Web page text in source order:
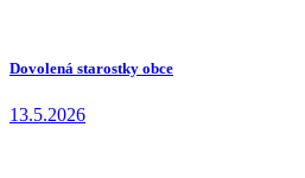
Dovolená starostky obce
13.5.2026